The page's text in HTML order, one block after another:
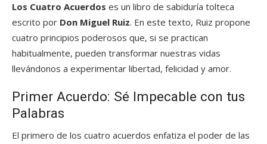
Los Cuatro Acuerdos es un libro de sabiduría tolteca
escrito por Don Miguel Ruiz. En este texto, Ruiz propone
cuatro principios poderosos que, si se practican
habitualmente, pueden transformar nuestras vidas
llevándonos a experimentar libertad, felicidad y amor.
Primer Acuerdo: Sé Impecable con tus
Palabras
El primero de los cuatro acuerdos enfatiza el poder de las